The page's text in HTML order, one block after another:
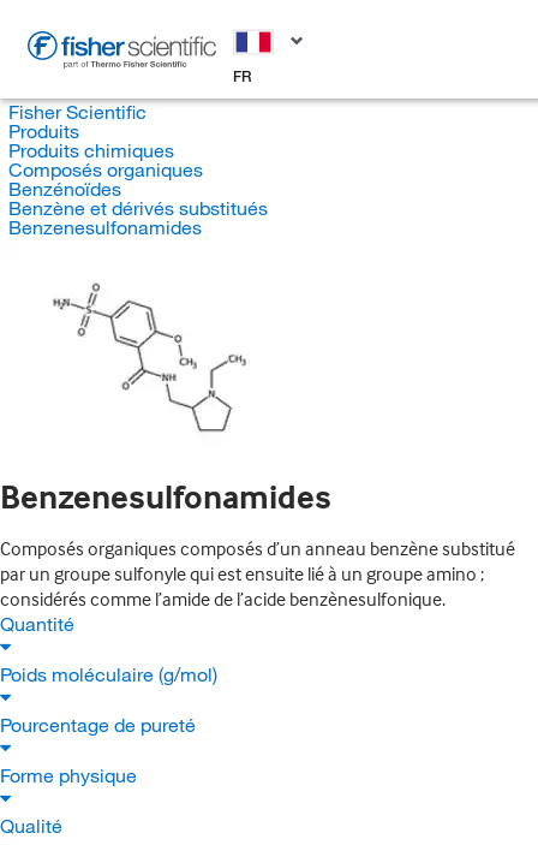
FR
Fisher Scientific
Produits
Produits chimiques
Composés organiques
Benzénoïdes
Benzène et dérivés substitués
Benzenesulfonamides
Benzenesulfonamides
Composés organiques composés d’un anneau benzène substitué
par un groupe sulfonyle qui est ensuite lié à un groupe amino ;
considérés comme l’amide de l’acide benzènesulfonique.
Quantité
Poids moléculaire (g/mol)
Pourcentage de pureté
Forme physique
Qualité